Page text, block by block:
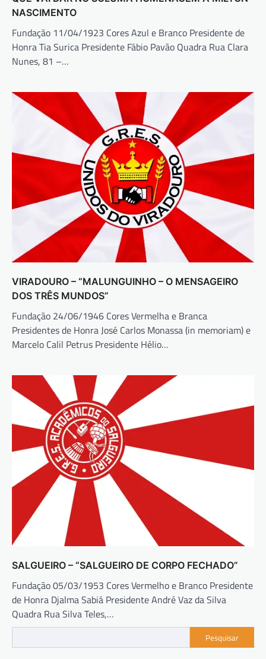
NASCIMENTO
Fundação 11/04/1923 Cores Azul e Branco Presidente de
Honra Tia Surica Presidente Fábio Pavão Quadra Rua Clara
Nunes, 81 –…
VIRADOURO – “MALUNGUINHO – O MENSAGEIRO
DOS TRÊS MUNDOS”
Fundação 24/06/1946 Cores Vermelha e Branca
Presidentes de Honra José Carlos Monassa (in memoriam) e
Marcelo Calil Petrus Presidente Hélio…
SALGUEIRO – “SALGUEIRO DE CORPO FECHADO”
Fundação 05/03/1953 Cores Vermelho e Branco Presidente
de Honra Djalma Sabiá Presidente André Vaz da Silva
Quadra Rua Silva Teles,…
Pesquisar